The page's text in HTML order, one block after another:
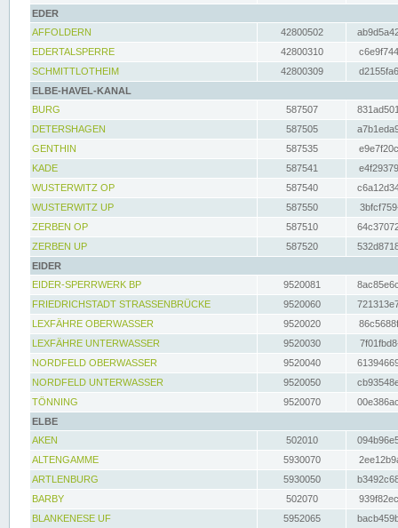
EDER
AFFOLDERN
42800502
EDERTALSPERRE
42800310
SCHMITTLOTHEIM
42800309
ELBE-HAVEL-KANAL
BURG
587507
DETERSHAGEN
587505
GENTHIN
587535
KADE
587541
WUSTERWITZ OP
587540
WUSTERWITZ UP
587550
ZERBEN OP
587510
ZERBEN UP
587520
EIDER
EIDER-SPERRWERK BP
9520081
FRIEDRICHSTADT STRASSENBRÜCKE
9520060
LEXFÄHRE OBERWASSER
9520020
LEXFÄHRE UNTERWASSER
9520030
NORDFELD OBERWASSER
9520040
NORDFELD UNTERWASSER
9520050
TÖNNING
9520070
ELBE
AKEN
502010
ALTENGAMME
5930070
ARTLENBURG
5930050
BARBY
502070
BLANKENESE UF
5952065